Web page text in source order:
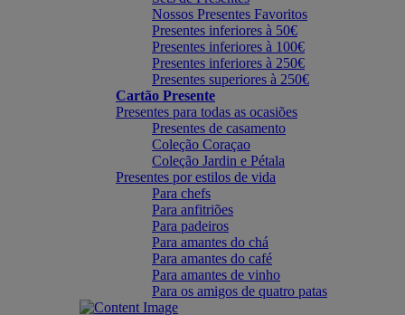
Nossos Presentes Favoritos
Presentes inferiores à 50€
Presentes inferiores à 100€
Presentes inferiores à 250€
Presentes superiores à 250€
Cartão Presente
Presentes para todas as ocasiões
Presentes de casamento
Coleção Coraçao
Coleção Jardin e Pétala
Presentes por estilos de vida
Para chefs
Para anfitriões
Para padeiros
Para amantes do chá
Para amantes do café
Para amantes de vinho
Para os amigos de quatro patas